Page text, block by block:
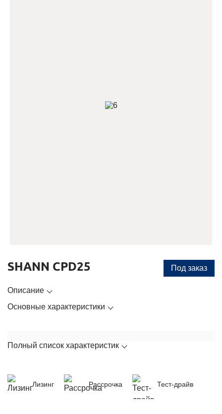
Под заказ
SHANN CPD25
Описание
Основные характеристики
Полный список характеристик
Лизинг Рассрочка Тест-драйв